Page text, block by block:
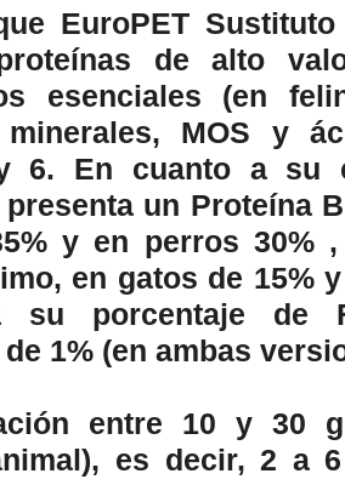
EuroPET
de alto
esenciales (en
minerales, MOS y
6. En cuanto a su
un Proteína
y en perros 30%
en gatos de 15%
su porcentaje de
1% (en ambas
entre 10 y 30
es decir, 2 a